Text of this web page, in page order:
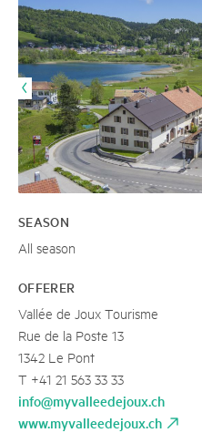
SEASON
All season
OFFERER
Vallée de Joux Tourisme
Rue de la Poste 13
1342 Le Pont
T +41 21 563 33 33
info@myvalleedejoux.ch
www.myvalleedejoux.ch